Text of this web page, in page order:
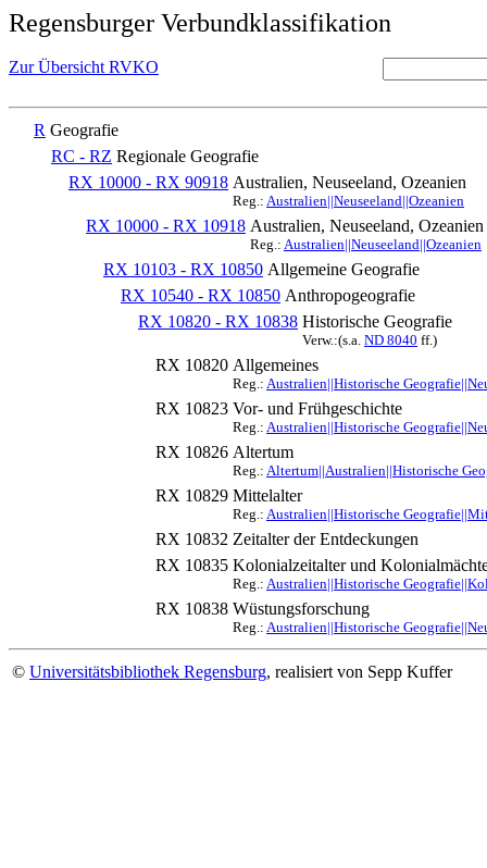
Regensburger Verbundklassifikation
Zur Übersicht RVKO
R Geografie
RC - RZ Regionale Geografie
RX 10000 - RX 90918 Australien, Neuseeland, Ozeanien
Reg.: Australien||Neuseeland||Ozeanien
RX 10000 - RX 10918 Australien, Neuseeland, Ozeanien
Reg.: Australien||Neuseeland||Ozeanien
RX 10103 - RX 10850 Allgemeine Geografie
RX 10540 - RX 10850 Anthropogeografie
RX 10820 - RX 10838 Historische Geografie
Verw.:(s.a. ND 8040 ff.)
RX 10820 Allgemeines
Reg.: Australien||Historische
RX 10823 Vor- und Frühgeschichte
Reg.: Australien||Historische
RX 10826 Altertum
Reg.: Altertum||Australien||Historische
RX 10829 Mittelalter
Reg.: Australien||Historische
RX 10832 Zeitalter der Entdeckungen
RX 10835 Kolonialzeitalter und
Reg.: Australien||Historische
RX 10838 Wüstungsforschung
Reg.: Australien||Historische
© Universitätsbibliothek Regensburg, realisiert von Sepp Kuffer